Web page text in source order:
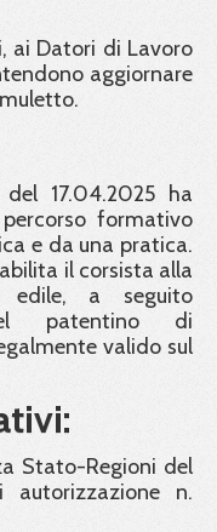
ai Datori di Lavoro
aggiornare
17.04.2025 ha
formativo
e da una pratica.
il corsista alla
edile, a seguito
patentino di
valido sul
Stato-Regioni del
autorizzazione n.